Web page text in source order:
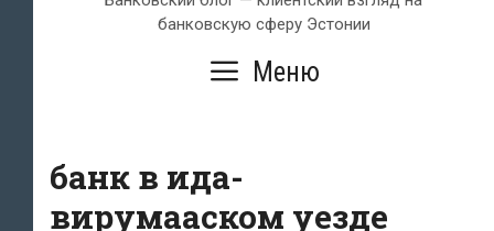
банковскую сферу Эстонии
Меню
банк в ида-
вирумааском уезде